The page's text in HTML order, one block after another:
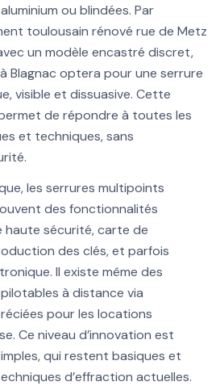
ou blindées. Par
toulousain rénové rue de Metz
un modèle encastré discret,
Blagnac optera pour une serrure
visible et dissuasive. Cette
de répondre à toutes les
et techniques, sans
les serrures multipoints
des fonctionnalités
haute sécurité, carte de
des clés, et parfois
Il existe même des
à distance via
pour les locations
Ce niveau d’innovation est
qui restent basiques et
d’effraction actuelles.